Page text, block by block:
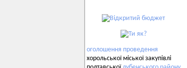
оголошення проведення
хорольської міської закупівлі